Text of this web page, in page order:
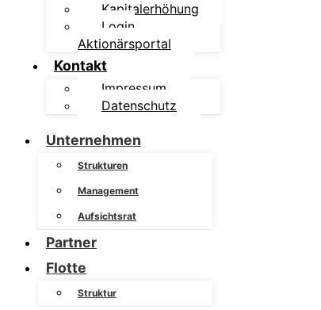
Kapitalerhöhung
Login
Aktionärsportal
Kontakt
Impressum
Datenschutz
Unternehmen
Strukturen
Management
Aufsichtsrat
Partner
Flotte
Struktur